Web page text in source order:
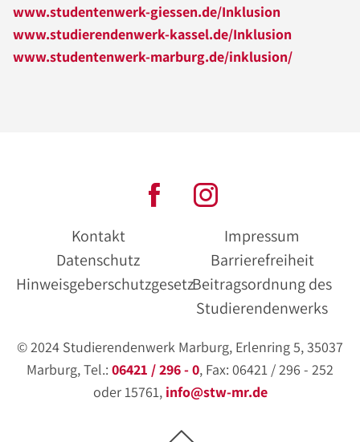
www.studentenwerk-giessen.de/Inklusion
www.studierendenwerk-kassel.de/Inklusion
www.studentenwerk-marburg.de/inklusion/
Kontakt
Impressum
Datenschutz
Barrierefreiheit
HinweisgeberschutzgesetzBeitragsordnung des
Studierendenwerks
© 2024 Studierendenwerk Marburg, Erlenring 5, 35037
Marburg, Tel.: 06421 / 296 - 0, Fax: 06421 / 296 - 252
oder 15761, info@stw-mr.de